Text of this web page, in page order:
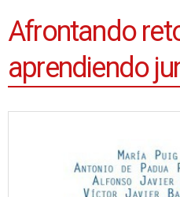
Afrontando
aprendiendo